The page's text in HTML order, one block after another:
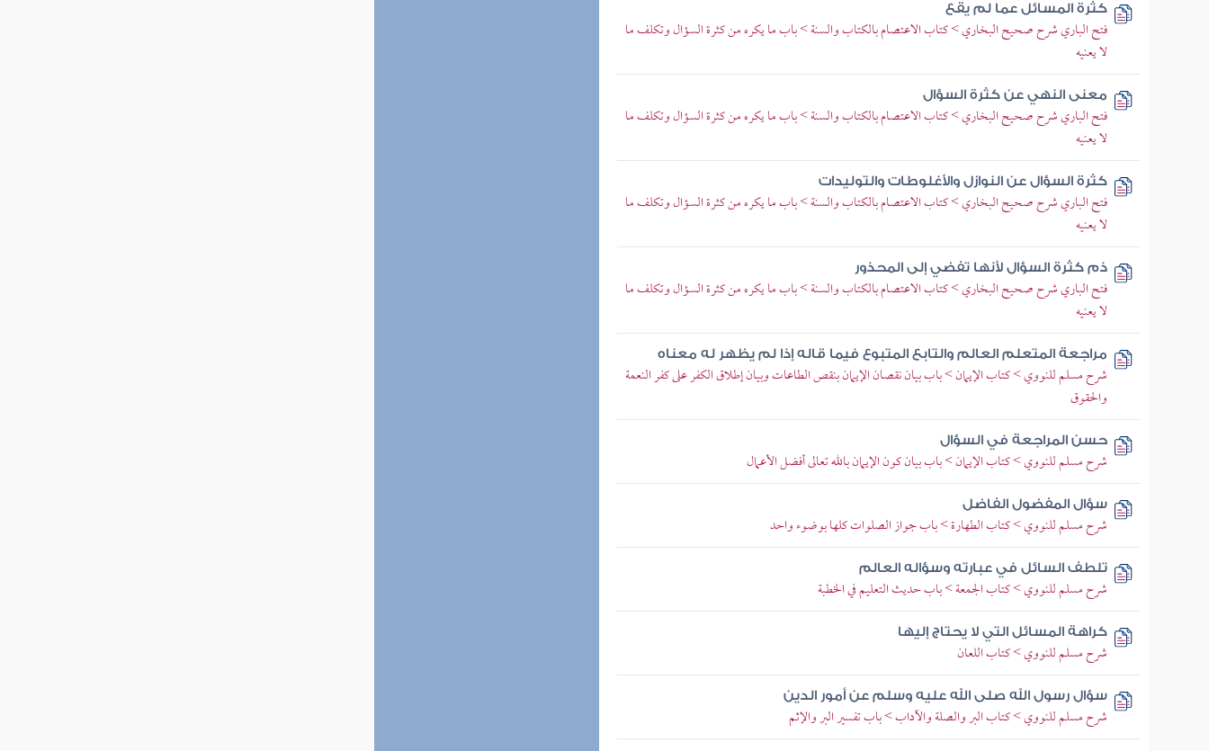
كثرة المسائل عما لم يقع
فتح الباري شرح صحيح البخاري > كتاب الاعتصام بالكتاب والسنة > باب ما يكره من كثرة السؤال وتكلف ما
لا يعنيه
معنى النهي عن كثرة السؤال
فتح الباري شرح صحيح البخاري > كتاب الاعتصام بالكتاب والسنة > باب ما يكره من كثرة السؤال وتكلف ما
لا يعنيه
كثرة السؤال عن النوازل والأغلوطات والتوليدات
فتح الباري شرح صحيح البخاري > كتاب الاعتصام بالكتاب والسنة > باب ما يكره من كثرة السؤال وتكلف ما
لا يعنيه
ذم كثرة السؤال لأنها تفضي إلى المحذور
فتح الباري شرح صحيح البخاري > كتاب الاعتصام بالكتاب والسنة > باب ما يكره من كثرة السؤال وتكلف ما
لا يعنيه
مراجعة المتعلم العالم والتابع المتبوع فيما قاله إذا لم يظهر له معناه
شرح مسلم للنووي > كتاب الإيمان > باب بيان نقصان الإيمان بنقص الطاعات وبيان إطلاق الكفر على كفر النعمة
والحقوق
حسن المراجعة في السؤال
شرح مسلم للنووي > كتاب الإيمان > باب بيان كون الإيمان بالله تعالى أفضل الأعمال
سؤال المفضول الفاضل
شرح مسلم للنووي > كتاب الطهارة > باب جواز الصلوات كلها بوضوء واحد
تلطف السائل في عبارته وسؤاله العالم
شرح مسلم للنووي > كتاب الجمعة > باب حديث التعليم في الخطبة
كراهة المسائل التي لا يحتاج إليها
شرح مسلم للنووي > كتاب اللعان
سؤال رسول الله صلى الله عليه وسلم عن أمور الدين
شرح مسلم للنووي > كتاب البر والصلة والآداب > باب تفسير البر والإثم